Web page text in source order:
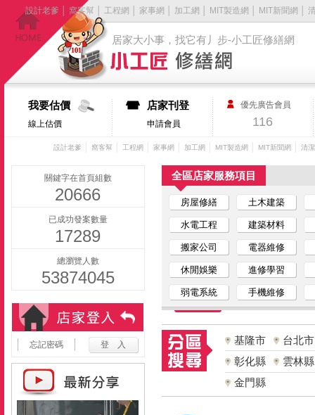
居家大小事，找它有丿步-小工匠修繕網
設計老爹 窩客幫 工程網 家事網 加工網 MIT製造網 MIT新聞網
我要估價
線上估價
店家刊登
申請會員
優先廣告會員
116
設計老爹 窩客幫 工程網 家事網 加工網 MIT製造網 MIT新聞網 清
關鍵字在首頁組數
20666
已成功發案數量
17289
總瀏覽人數
53874045
忘記密碼
全區店家服務項目
房屋修繕 土木建築
水電工程 建築材料
搬家公司 電器維修
休閒娛樂 進修學習
弱電系統 手機維修
基隆市
台北市
彰化縣
雲林縣
金門縣